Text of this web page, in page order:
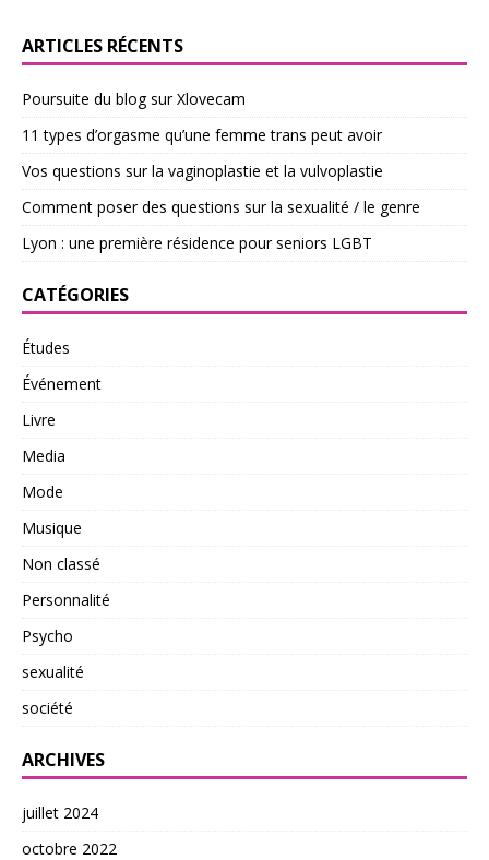
ARTICLES RÉCENTS
Poursuite du blog sur Xlovecam
11 types d’orgasme qu’une femme trans peut avoir
Vos questions sur la vaginoplastie et la vulvoplastie
Comment poser des questions sur la sexualité / le genre
Lyon : une première résidence pour seniors LGBT
CATÉGORIES
Études
Événement
Livre
Media
Mode
Musique
Non classé
Personnalité
Psycho
sexualité
société
ARCHIVES
juillet 2024
octobre 2022